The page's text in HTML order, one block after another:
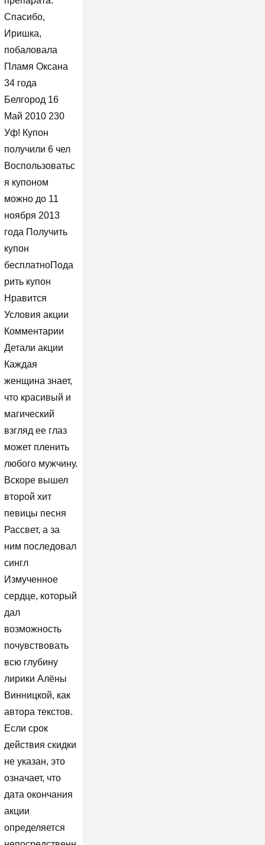
Спасибо,
Иришка,
побаловала
Пламя Оксана
34 года
Белгород 16
Май 2010 230
Уф! Купон
получили 6 чел
Воспользоватьс
я купоном
можно до 11
ноября 2013
года Получить
купон
бесплатноПода
рить купон
Нравится
Условия акции
Комментарии
Детали акции
Каждая
женщина знает,
что красивый и
магический
взгляд ее глаз
может пленить
любого мужчину.
Вскоре вышел
второй хит
певицы песня
Рассвет, а за
ним последовал
сингл
Измученное
сердце, который
дал
возможность
почувствовать
всю глубину
лирики Алёны
Винницкой, как
автора текстов.
Если срок
действия скидки
не указан, это
означает, что
дата окончания
акции
определяется